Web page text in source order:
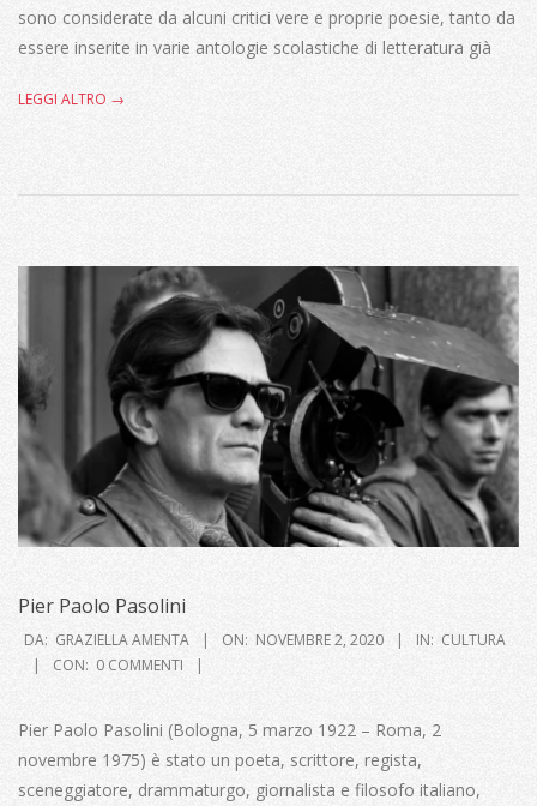
sono considerate da alcuni critici vere e proprie poesie, tanto da
essere inserite in varie antologie scolastiche di letteratura già
LEGGI ALTRO →
Pier Paolo Pasolini
2020-
11-
DA: GRAZIELLA AMENTA ON: NOVEMBRE 2, 2020 IN: CULTURA
CON: 0 COMMENTI
Pier Paolo Pasolini (Bologna, 5 marzo 1922 – Roma, 2
novembre 1975) è stato un poeta, scrittore, regista,
sceneggiatore, drammaturgo, giornalista e filosofo italiano,